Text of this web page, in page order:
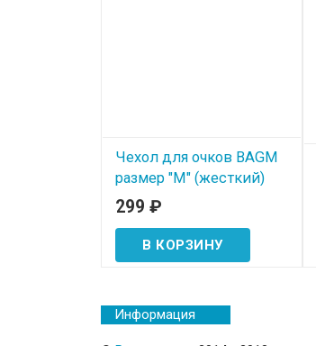
Чехол для очков BAGM
размер "M" (жесткий)
В наличии
Чехол для очков BAGM
карабином и молнией.
299₽
Информация